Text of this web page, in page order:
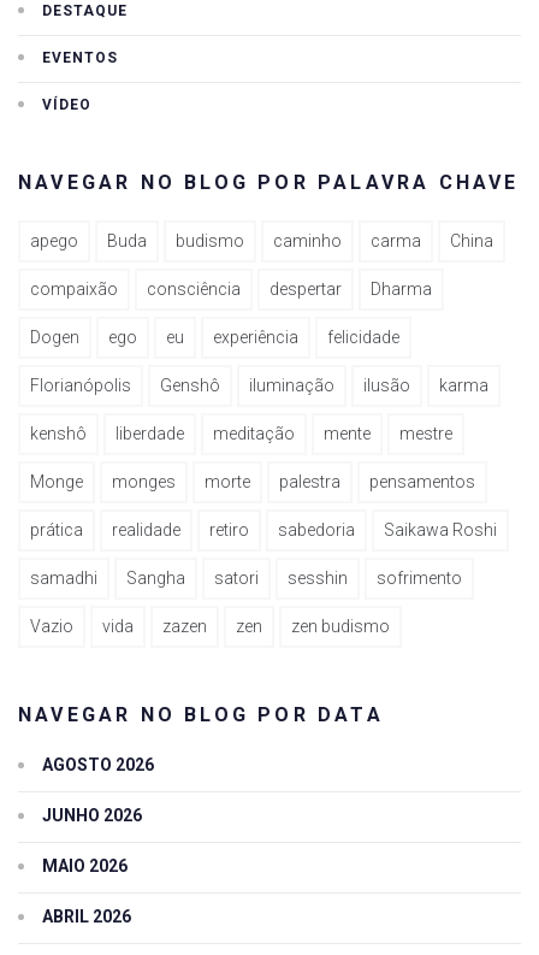
DESTAQUE
EVENTOS
VÍDEO
NAVEGAR NO BLOG POR PALAVRA CHAVE
apego Buda budismo caminho carma China
compaixão consciência despertar Dharma
Dogen ego eu experiência felicidade
Florianópolis Genshô iluminação ilusão karma
kenshô liberdade meditação mente mestre
Monge monges morte palestra pensamentos
prática realidade retiro sabedoria Saikawa Roshi
samadhi Sangha satori sesshin sofrimento
Vazio vida zazen zen zen budismo
NAVEGAR NO BLOG POR DATA
AGOSTO 2026
JUNHO 2026
MAIO 2026
ABRIL 2026